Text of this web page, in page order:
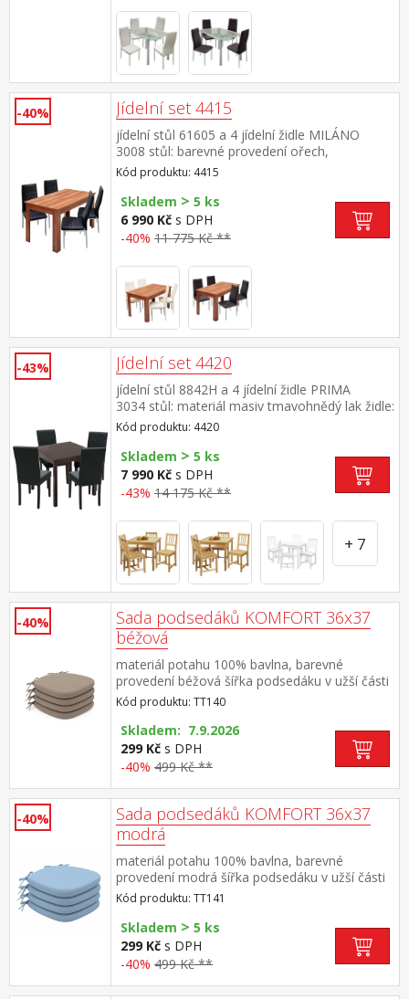
-40% Jídelní set 4415
jídelní stůl 61605 a 4 jídelní židle MILÁNO
3008 stůl: barevné provedení ořech,
rozložitelný výsuvný díl 42 cm, rozměr
rozloženého stolu (š/h/v) 180 × 80 × 76
cm židle: potah kůže – imitace, barevné
provedení černá kovové pochromované nohy,
výška sedu 46 cm rozměr stolu (š/h/v) 138 ×
cm
Kód produktu: 4415
Skladem > 5 ks
6 990 Kč s DPH
-40% 11 775 Kč **
-43% Jídelní set 4420
jídelní stůl 8842H a 4 jídelní židle PRIMA
3034 stůl: materiál masiv tmavohnědý lak židle:
nohy materiál masiv, barevné provedení tmavě
hnědý lak potah kůže – imitace, barevné
provedení černá, výška sedu 47 cm rozměr
stolu (š/h/v) 75 × 75 × 73 cm rozměr židle
(š/h/v) 45 × 55 × 90 cm
Kód produktu: 4420
Skladem > 5 ks
7 990 Kč s DPH
-43% 14 175 Kč **
+ 7
-40%
Sada podsedáků KOMFORT 36x37
béžová
materiál potahu 100% bavlna, barevné
provedení béžová šířka podsedáku v užší části
24 cm, v rozích všité tkaničky pro připevnění
potah snímatelný a pratelný do 40 °C materiál
výplně 100% PU (molitan) balení obsahuje 4
kusy podsedáků
Kód produktu: TT140
Skladem: 7.9.2026
299 Kč s DPH
-40% 499 Kč **
-40%
Sada podsedáků KOMFORT 36x37
modrá
materiál potahu 100% bavlna, barevné
provedení modrá šířka podsedáku v užší části
24 cm, v rozích všité tkaničky pro
připevnění potah snímatelný a pratelný do 40
°C materiál výplně 100% PU (molitan) balení
obsahuje 4 kusy podsedáků
Kód produktu: TT141
Skladem > 5 ks
299 Kč s DPH
-40% 499 Kč **